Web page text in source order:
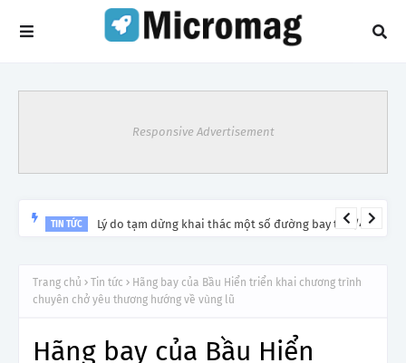
Responsive Advertisement
TIN TỨC Lý do tạm dừng khai thác một số đường bay từ 1/4
Trang chủ Tin tức
Hãng bay của Bầu Hiển triển khai chương trình
chuyên chở yêu thương hướng về vùng lũ
Hãng bay của Bầu Hiển